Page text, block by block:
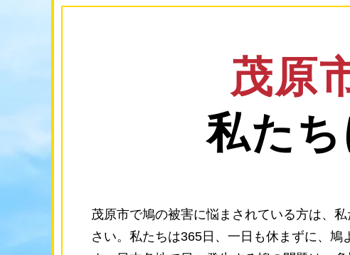
茂原
私たち
茂原市で鳩の被害に悩まされている方は、
さい。私たちは365日、一日も休まずに、鳩